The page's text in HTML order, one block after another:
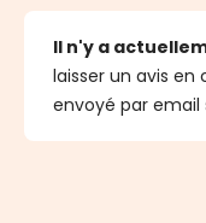
Il n'y a
laisser un avis en
envoyé par